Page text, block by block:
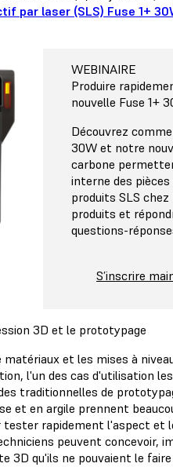
par laser (SLS) Fuse 1+
WEBINAIRE
Produire
nouvelle Fuse 1+
Découvrez
30W et notre
carbone
interne des
produits SLS
produits et
questions-
S’inscrire
3D et le prototypage
et les mises à
l'un des cas d'utilisation
traditionnelles de
et en argile prennent
tester rapidement l'aspect et
peuvent concevoir,
3D qu'ils ne pouvaient le